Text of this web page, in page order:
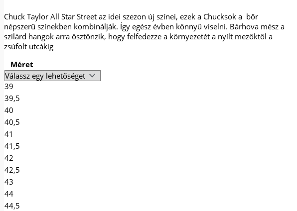
Chuck Taylor All Star Street az idei szezon új színei, ezek a Chucksok a bőr
népszerű színekben kombinálják. Így egész évben könnyű viselni. Bárhova mész a
szilárd hangok arra ösztönzik, hogy felfedezze a környezetét a nyílt mezőktől a
zsúfolt utcákig
Méret
39
39,5
40
40,5
41
41,5
42
42,5
43
44
44,5